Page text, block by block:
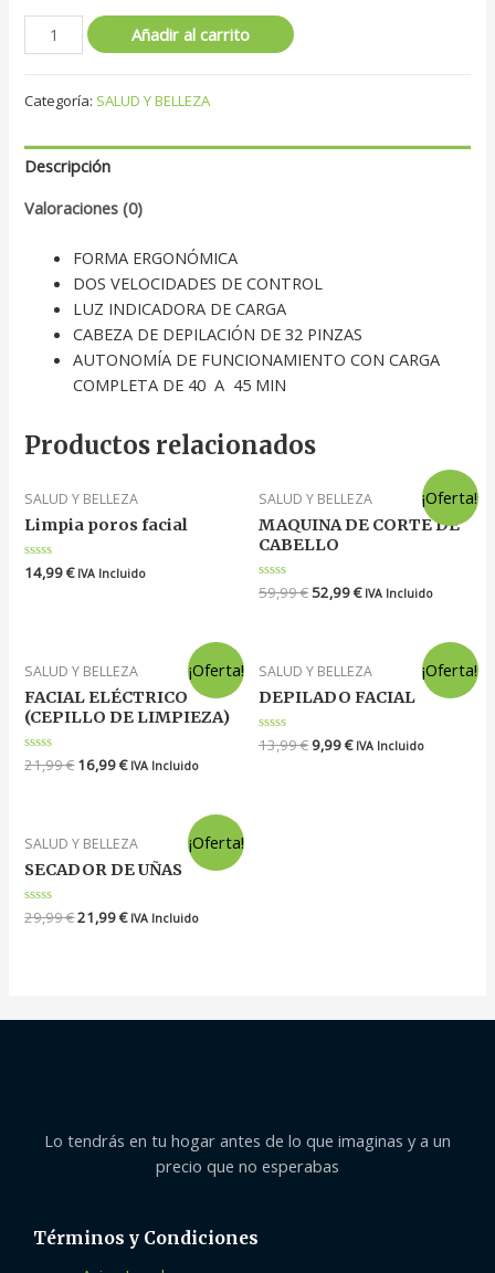
Añadir al carrito
Categoría: SALUD Y BELLEZA
Descripción
Valoraciones (0)
FORMA ERGONÓMICA
DOS VELOCIDADES DE CONTROL
LUZ INDICADORA DE CARGA
CABEZA DE DEPILACIÓN DE 32 PINZAS
AUTONOMÍA DE FUNCIONAMIENTO CON CARGA
COMPLETA DE 40 A 45 MIN
Productos relacionados
SALUD Y BELLEZA
Limpia poros facial
Valorado
14,99€ IVA Incluido
¡Oferta!
SALUD Y BELLEZA
MAQUINA DE CORTE DE
CABELLO
Valorado
59,99€52,99€ IVA Incluido
¡Oferta!
SALUD Y BELLEZA
FACIAL ELÉCTRICO
(CEPILLO DE LIMPIEZA)
Valorado
21,99€16,99€ IVA Incluido
¡Oferta!
SALUD Y BELLEZA
DEPILADO FACIAL
Valorado
13,99€ 9,99€ IVA Incluido
¡Oferta!
SALUD Y BELLEZA
SECADOR DE UÑAS
Valorado
en
29,99€21,99€ IVA Incluido
Lo tendrás en tu hogar antes de lo que imaginas y a un
precio que no esperabas
Términos y Condiciones